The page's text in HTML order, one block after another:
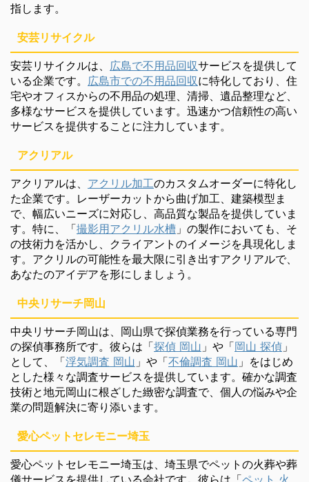
指します。
安芸リサイクル
安芸リサイクルは、 広島で不用品回収サービスを提供して
いる企業です。 広島市での不用品回収に特化しており、住
宅やオフィスからの不用品の処理、清掃、遺品整理など、
多様なサービスを提供しています。迅速かつ信頼性の高い
サービスを提供することに注力しています。
アクリアル
アクリアルは、 アクリル加工のカスタムオーダーに特化し
た企業です。レーザーカットから曲げ加工、建築模型ま
で、幅広いニーズに対応し、高品質な製品を提供していま
す。特に、「撮影用アクリル水槽 」の製作においても、そ
の技術力を活かし、クライアントのイメージを具現化しま
す。アクリルの可能性を最大限に引き出すアクリアルで、
あなたのアイデアを形にしましょう。
中央リサーチ岡山
中央リサーチ岡山は、岡山県で探偵業務を行っている専門
の探偵事務所です。彼らは「探偵 岡山 」や「岡山 探偵 」
として、「浮気調査 岡山 」や「不倫調査 岡山 」をはじめ
とした様々な調査サービスを提供しています。確かな調査
技術と地元岡山に根ざした緻密な調査で、個人の悩みや企
業の問題解決に寄り添います。
愛心ペットセレモニー埼玉
愛心ペットセレモニー埼玉は、埼玉県でペットの火葬や葬
儀サービスを提供している会社です。彼らは「ペット 火